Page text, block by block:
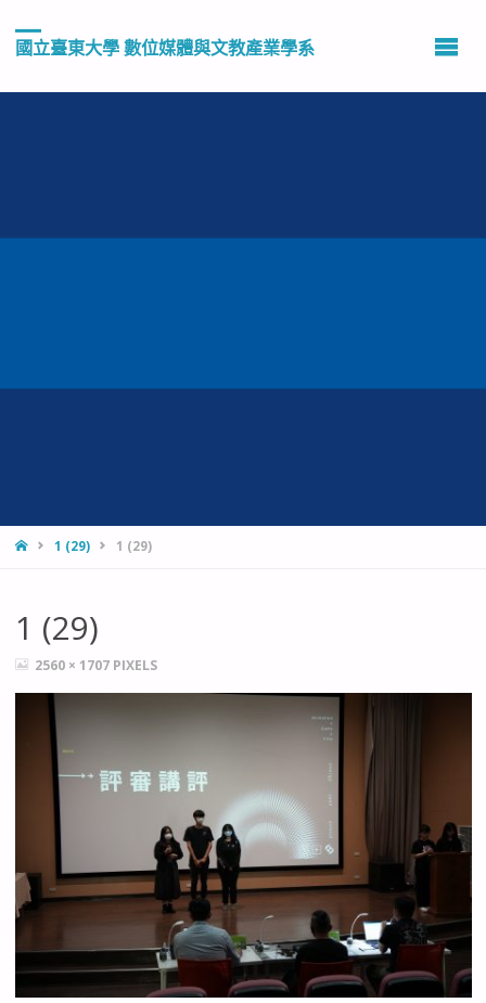
國立臺東大學 數位媒體與文教產業學系
HOME1 (29) 1 (29)
1 (29)
FULL2560 × 1707 PIXELS